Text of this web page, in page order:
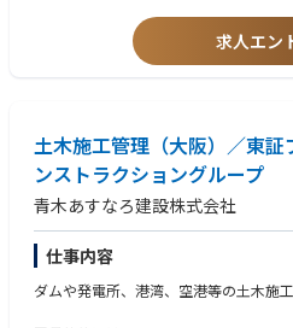
求人エン
土木施工管理（大阪）／東証
ンストラクショングループ
青木あすなろ建設株式会社
仕事内容
ダムや発電所、港湾、空港等の⼟⽊施